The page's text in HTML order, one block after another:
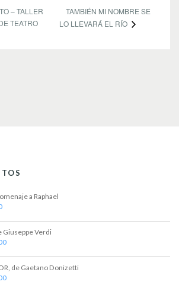
– TALLER
TEATRO
TAMBIÉN MI NOMBRE SE
LO LLEVARÁ EL RÍO
a Raphael
Giuseppe Verdi
de Gaetano Donizetti